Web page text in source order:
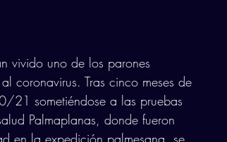
vivido uno de los parones
coronavirus. Tras cinco meses de
21 sometiéndose a las pruebas
Palmaplanas, donde fueron
en la expedición palmesana, se